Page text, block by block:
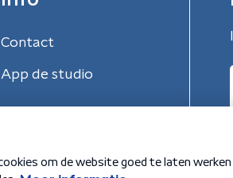
Contact
App de studio